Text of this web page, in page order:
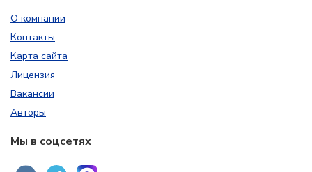
О компании
Контакты
Карта сайта
Лицензия
Вакансии
Авторы
Мы в соцсетях